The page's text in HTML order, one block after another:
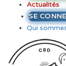
Actualités
SE
Qui